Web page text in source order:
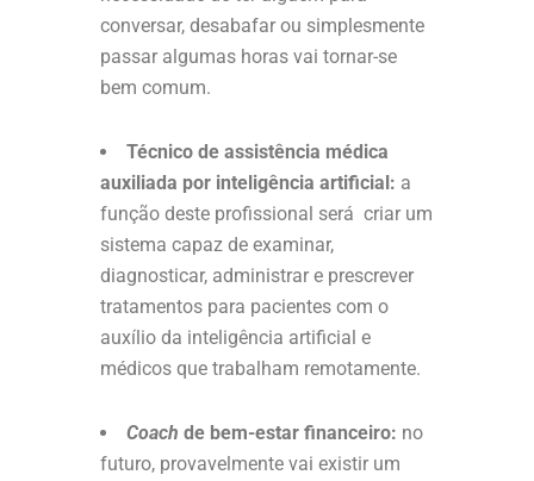
conversar, desabafar ou simplesmente
passar algumas horas vai tornar-se
bem comum.
Técnico de assistência médica
auxiliada por inteligência artificial: a
função deste profissional será criar um
sistema capaz de examinar,
diagnosticar, administrar e prescrever
tratamentos para pacientes com o
auxílio da inteligência artificial e
médicos que trabalham remotamente.
Coach de bem-estar financeiro: no
futuro, provavelmente vai existir um